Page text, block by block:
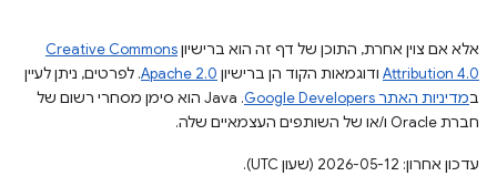
אלא אם צוין אחרת, התוכן של דף זה הוא ברישיוןCreative Commons
Attribution 4.0 ודוגמאות הקוד הן ברישיון Apache 2.0. לפרטים, ניתן לעיין
במדיניות האתר Google Developers‏
.‏ Java הוא סימן מסחרי רשום של
חברת Oracle ו/או של השותפים העצמאיים שלה.
עדכון אחרון: 2026-05-12 (שעון UTC).